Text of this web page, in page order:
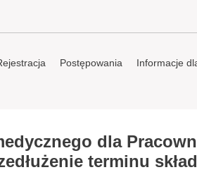
Postępowania Informacje
dla
terminu